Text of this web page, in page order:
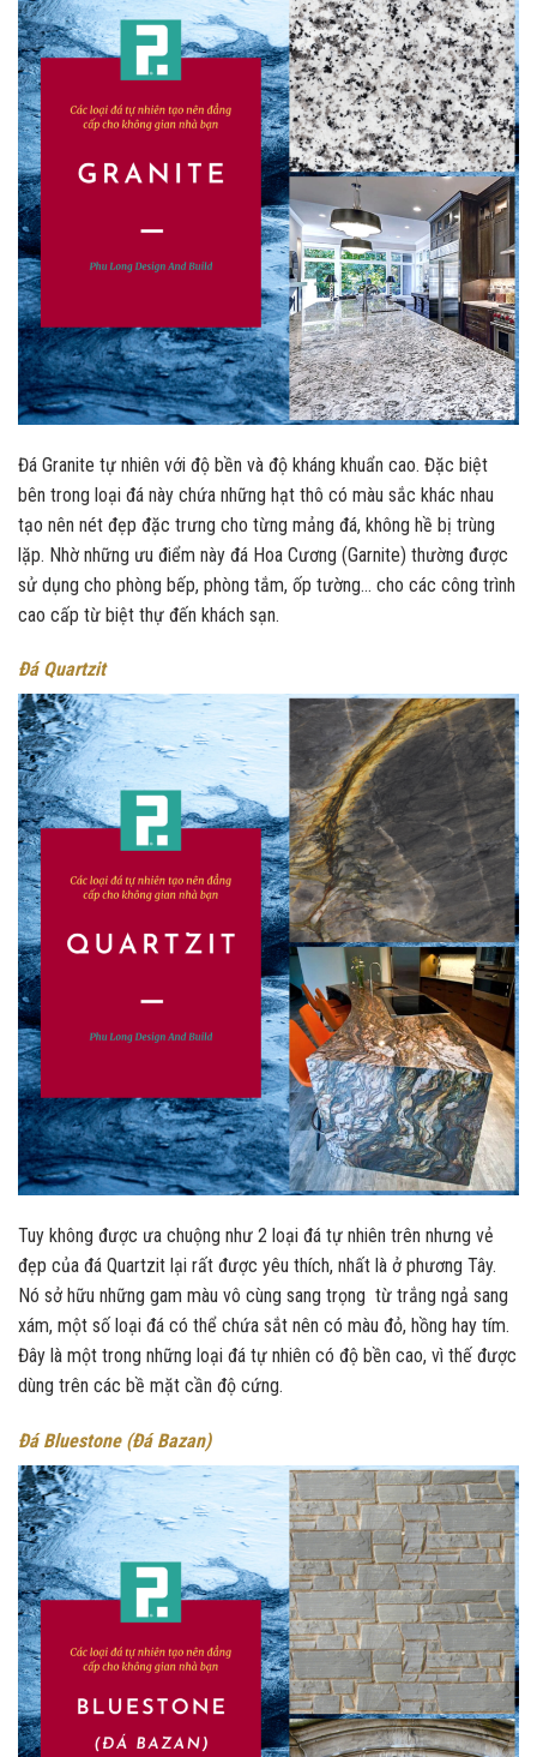
Đá Granite tự nhiên với độ bền và độ kháng khuẩn cao. Đặc biệt
bên trong loại đá này chứa những hạt thô có màu sắc khác nhau
tạo nên nét đẹp đặc trưng cho từng mảng đá, không hề bị trùng
lặp. Nhờ những ưu điểm này đá Hoa Cương (Garnite) thường được
sử dụng cho phòng bếp, phòng tắm, ốp tường… cho các công trình
cao cấp từ biệt thự đến khách sạn.
Đá Quartzit
Tuy không được ưa chuộng như 2 loại đá tự nhiên trên nhưng vẻ
đẹp của đá Quartzit lại rất được yêu thích, nhất là ở phương Tây.
Nó sở hữu những gam màu vô cùng sang trọng từ trắng ngả sang
xám, một số loại đá có thể chứa sắt nên có màu đỏ, hồng hay tím.
Đây là một trong những loại đá tự nhiên có độ bền cao, vì thế được
dùng trên các bề mặt cần độ cứng.
Đá Bluestone (Đá Bazan)